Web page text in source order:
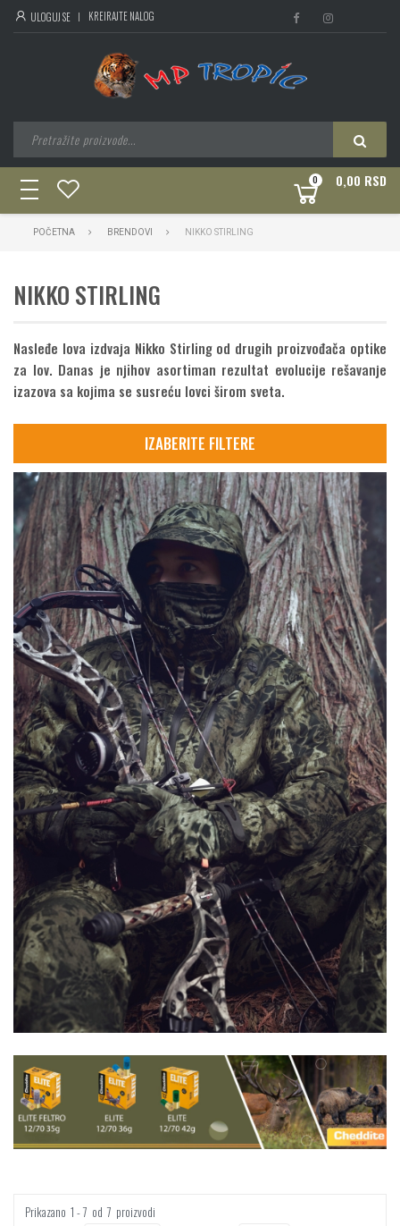
ULOGUJ SE KREIRAJTE NALOG
toggle
navigation
0 0,00 RSD
POČETNA BRENDOVI NIKKO STIRLING
NIKKO STIRLING
Nasleđe lova izdvaja Nikko Stirling od drugih proizvođača optike
za lov. Danas je njihov asortiman rezultat evolucije rešavanje
izazova sa kojima se susreću lovci širom sveta.
IZABERITE FILTERE
Prikazano 1 - 7 od 7 proizvodi